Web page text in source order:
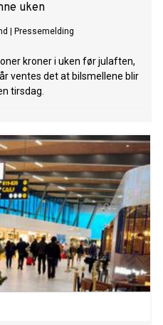
uken
Pressemelding
kroner i uken før julaften,
ventes det at bilsmellene blir
tirsdag.